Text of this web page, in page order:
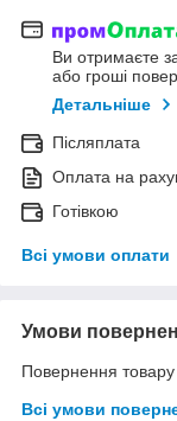
Ви отримаєте
або гроші
Детальніше
Післяплата
Оплата на
Готівкою
Всі умови оплати
Умови
Повернення
Всі умови